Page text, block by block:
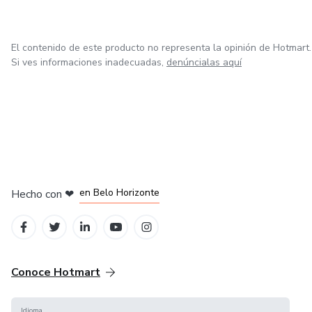
El contenido de este producto no representa la opinión de Hotmart.
Si ves informaciones inadecuadas, denúncialas aquí
Hecho con ❤ en Belo Horizonte
Conoce Hotmart